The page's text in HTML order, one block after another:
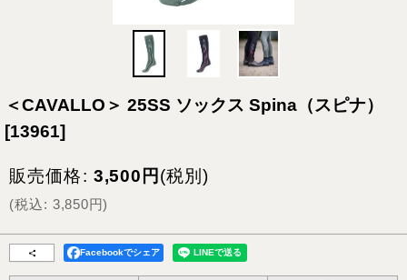
＜CAVALLO＞ 25SS ソックス Spina（スピナ）
[13961]
販売価格: 3,500 円 (税別)
(税込: 3,850円)
Facebookでシェア